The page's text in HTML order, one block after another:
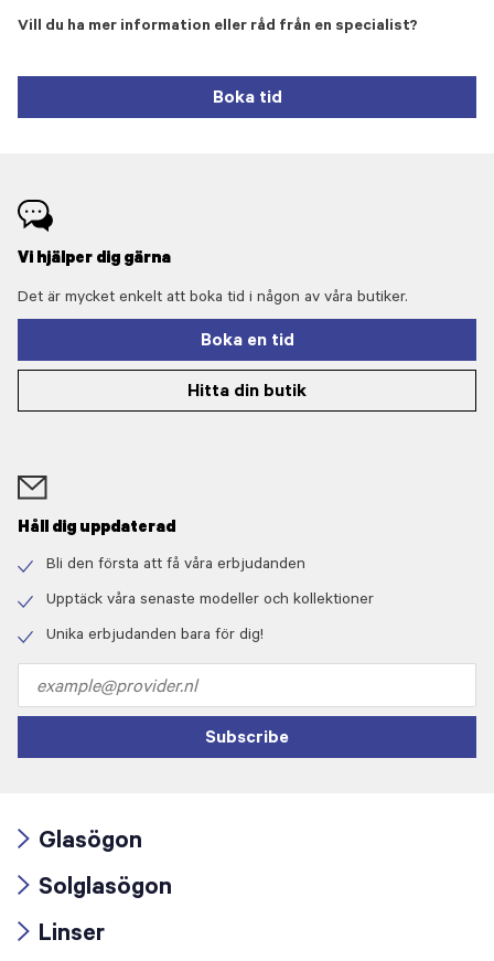
Vill du ha mer information eller råd från en specialist?
Boka tid
Vi hjälper dig gärna
Det är mycket enkelt att boka tid i någon av våra butiker.
Boka en tid
Hitta din butik
Håll dig uppdaterad
icon
Bli den första att få våra erbjudanden
icon
Upptäck våra senaste modeller och kollektioner
Unika erbjudanden bara för dig!
address
Subscribe
icon
Glasögon
icon
Solglasögon
Linser